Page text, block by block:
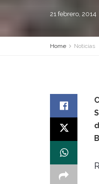
21 febrero, 2014
Home Noticias